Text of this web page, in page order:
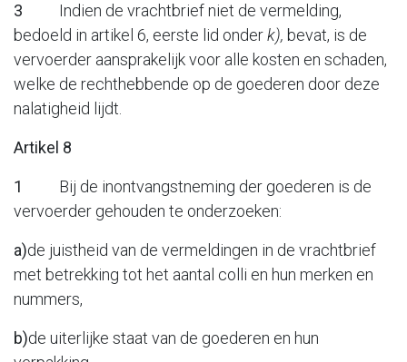
3
Indien de vrachtbrief niet de vermelding,
bedoeld in artikel 6, eerste lid onderk), bevat, is de
vervoerder aansprakelijk voor alle kosten en schaden,
welke de rechthebbende op de goederen door deze
nalatigheid lijdt.
Artikel 8
1
Bij de inontvangstneming der goederen is de
vervoerder gehouden te onderzoeken:
a)de juistheid van de vermeldingen in de vrachtbrief
met betrekking tot het aantal colli en hun merken en
nummers,
b)de uiterlijke staat van de goederen en hun